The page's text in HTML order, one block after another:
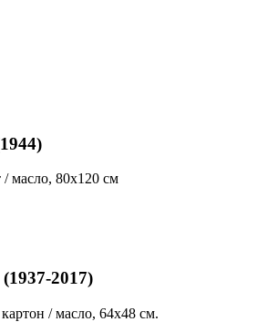
масло, 80x120 см
2017)
/ масло, 64x48 см.